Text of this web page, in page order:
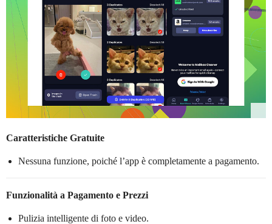
Caratteristiche Gratuite
Nessuna funzione, poiché l’app è completamente a pagamento.
Funzionalità a Pagamento e Prezzi
Pulizia intelligente di foto e video.